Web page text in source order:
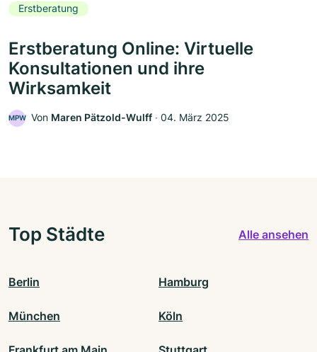
Erstberatung
Erstberatung Online: Virtuelle
Konsultationen und ihre
Wirksamkeit
MPW Von Maren Pätzold-Wulff ‧ 04. März 2025
Top Städte Alle ansehen
Berlin Hamburg
München Köln